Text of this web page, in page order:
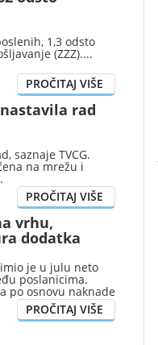
1,3 odsto
(ZZZ).
rad
saznaje TVCG.
na mrežu i
vrhu,
dodatka
je u julu neto
poslanicima.
po osnovu naknade
primanjima koje je